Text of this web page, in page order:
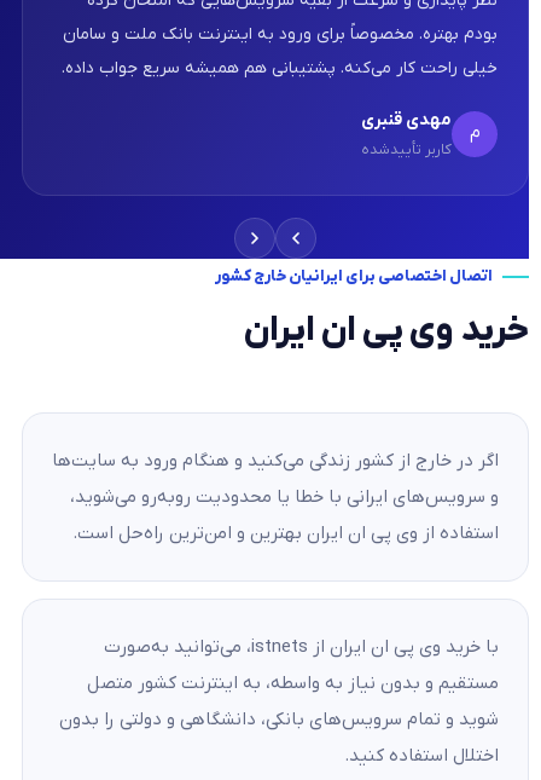
بودم بهتره. مخصوصاً برای ورود به اینترنت بانک ملت و سامان
خیلی راحت کار می‌کنه. پشتیبانی هم همیشه سریع جواب داده.
م
مهدی قنبری
کاربر تأییدشده
اتصال اختصاصی برای ایرانیان خارج کشور
خرید وی پی ان ایران
اگر در خارج از کشور زندگی می‌کنید و هنگام ورود به سایت‌ها
و سرویس‌های ایرانی با خطا یا محدودیت روبه‌رو می‌شوید،
استفاده از وی پی ان ایران بهترین و امن‌ترین راه‌حل است.
با خرید وی پی ان ایران از istnets، می‌توانید به‌صورت
مستقیم و بدون نیاز به واسطه، به اینترنت کشور متصل
شوید و تمام سرویس‌های بانکی، دانشگاهی و دولتی را بدون
اختلال استفاده کنید.